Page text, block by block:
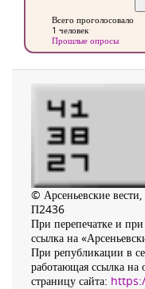
Всего проголосовало
1 человек
Прошлые опросы
© Арсеньевские
П2436
При перепечатке и
ссылка на
При републикации в
работающая ссылка на
страницу сайта: